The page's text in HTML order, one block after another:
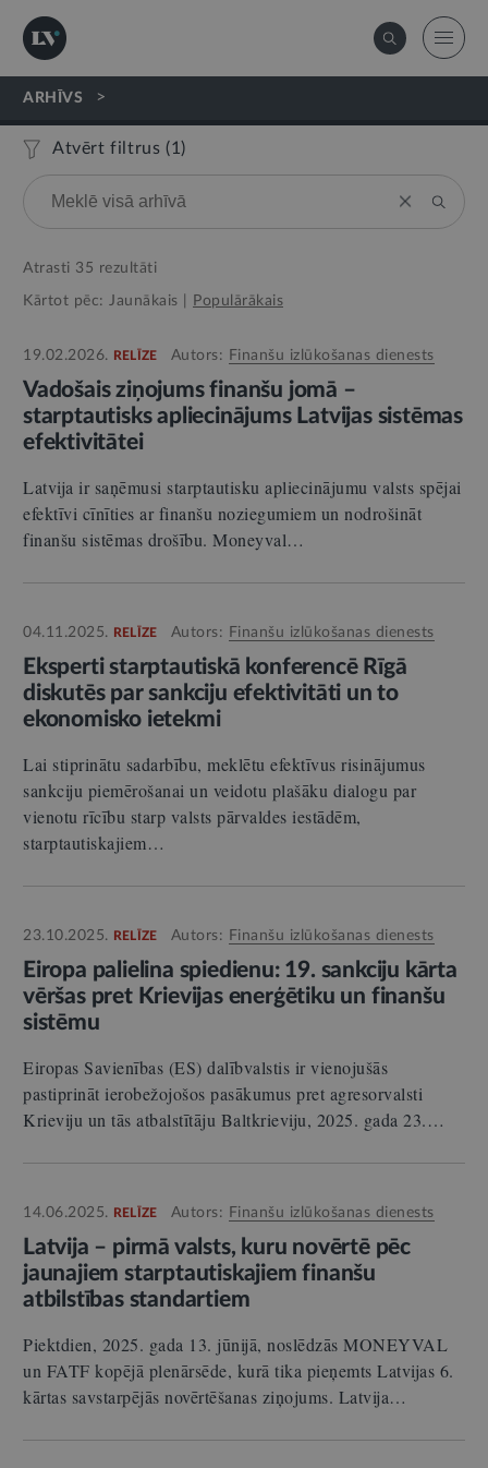
ARHĪVS >
Atvērt filtrus (1 )
Atrasti 35 rezultāti
Kārtot pēc: Jaunākais Populārākais
19.02.2026. RELĪZE Autors: Finanšu izlūkošanas dienests
Vadošais ziņojums finanšu jomā –
starptautisks apliecinājums Latvijas sistēmas
efektivitātei
Latvija ir saņēmusi starptautisku apliecinājumu valsts spējai
efektīvi cīnīties ar finanšu noziegumiem un nodrošināt
finanšu sistēmas drošību. Moneyval…
04.11.2025. RELĪZE Autors: Finanšu izlūkošanas dienests
Eksperti starptautiskā konferencē Rīgā
diskutēs par sankciju efektivitāti un to
ekonomisko ietekmi
Lai stiprinātu sadarbību, meklētu efektīvus risinājumus
sankciju piemērošanai un veidotu plašāku dialogu par
vienotu rīcību starp valsts pārvaldes iestādēm,
starptautiskajiem…
23.10.2025. RELĪZE Autors: Finanšu izlūkošanas dienests
Eiropa palielina spiedienu: 19. sankciju kārta
vēršas pret Krievijas enerģētiku un finanšu
sistēmu
Eiropas Savienības (ES) dalībvalstis ir vienojušās
pastiprināt ierobežojošos pasākumus pret agresorvalsti
Krieviju un tās atbalstītāju Baltkrieviju, 2025. gada 23.…
14.06.2025. RELĪZE Autors: Finanšu izlūkošanas dienests
Latvija – pirmā valsts, kuru novērtē pēc
jaunajiem starptautiskajiem finanšu
atbilstības standartiem
Piektdien, 2025. gada 13. jūnijā, noslēdzās MONEYVAL
un FATF kopējā plenārsēde, kurā tika pieņemts Latvijas 6.
kārtas savstarpējās novērtēšanas ziņojums. Latvija…